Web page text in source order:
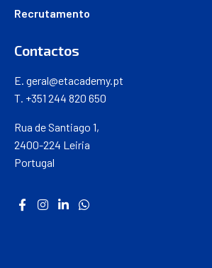
Recrutamento
Contactos
E. geral@etacademy.pt
T. +351 244 820 650
Rua de Santiago 1,
2400-224 Leiria
Portugal